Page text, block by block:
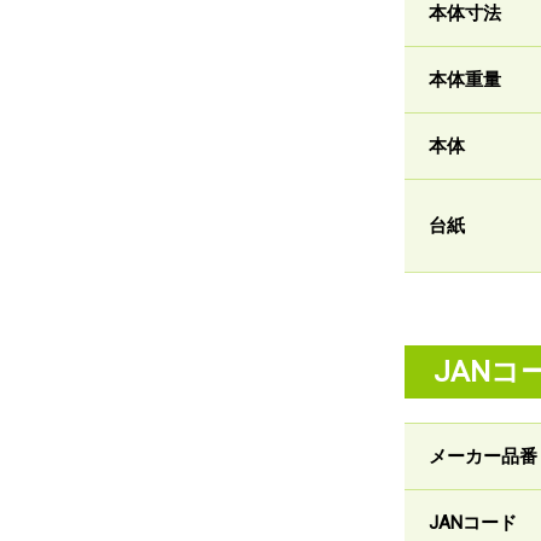
本体寸法
本体重量
本体
台紙
JANコ
メーカー品番
JANコード